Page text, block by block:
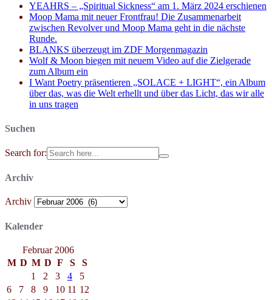
YEAHRS – „Spiritual Sickness“ am 1. März 2024 erschienen
Moop Mama mit neuer Frontfrau! Die Zusammenarbeit
zwischen Revolver und Moop Mama geht in die nächste
Runde.
BLANKS überzeugt im ZDF Morgenmagazin
Wolf & Moon biegen mit neuem Video auf die Zielgerade
zum Album ein
I Want Poetry präsentieren „SOLACE + LIGHT“, ein Album
über das, was die Welt erhellt und über das Licht, das wir alle
in uns tragen
Suchen
Search for:
Archiv
Archiv
Kalender
Februar 2006
M D M D F S
S
1
2 3 4
5
6
7 8 9 10 11 12